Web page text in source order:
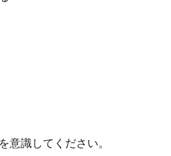
意識してください。